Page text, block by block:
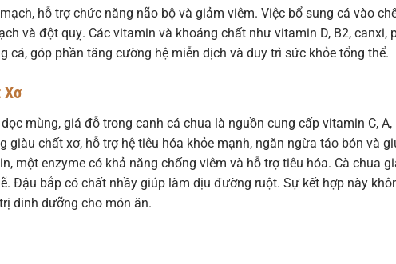
hỗ trợ chức năng não bộ và giảm viêm. Việc bổ sung cá vào
và đột quỵ. Các vitamin và khoáng chất như vitamin D, B2, canxi,
cá, góp phần tăng cường hệ miễn dịch và duy trì sức khỏe tổng thể.
Xơ
mùng, giá đỗ trong canh cá chua là nguồn cung cấp vitamin C, A,
giàu chất xơ, hỗ trợ hệ tiêu hóa khỏe mạnh, ngăn ngừa táo bón và
một enzyme có khả năng chống viêm và hỗ trợ tiêu hóa. Cà chua
Đậu bắp có chất nhầy giúp làm dịu đường ruột. Sự kết hợp này
dinh dưỡng cho món ăn.